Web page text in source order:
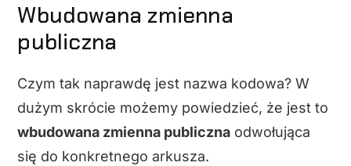
Wbudowana zmienna
publiczna
Czym tak naprawdę jest nazwa kodowa? W
dużym skrócie możemy powiedzieć, że jest to
wbudowana zmienna publiczna odwołująca
się do konkretnego arkusza.